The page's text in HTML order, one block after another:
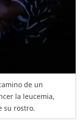
de un
la leucemia,
su rostro.